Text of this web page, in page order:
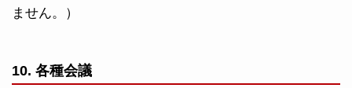
ません。）
10. 各種会議